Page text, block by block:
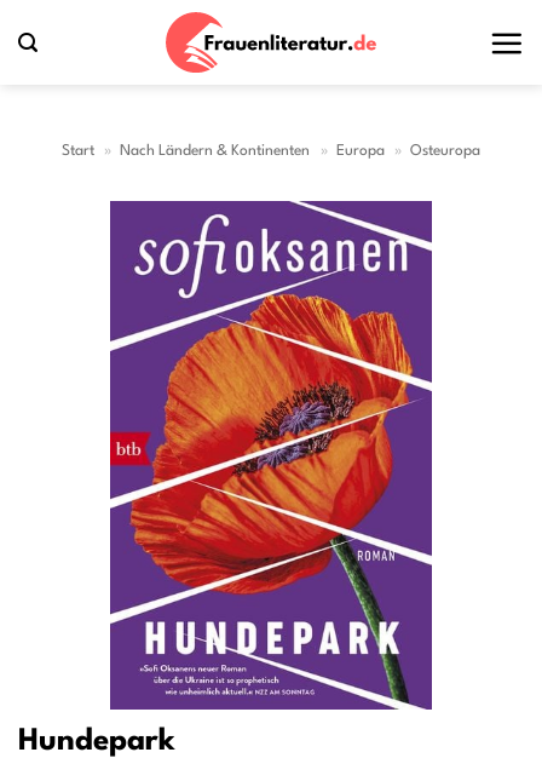
Inhalt
Start » Nach Ländern & Kontinenten » Europa » Osteuropa
Hundepark